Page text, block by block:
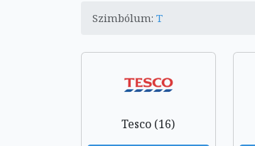
Szimbólum: T
Tesco (16)